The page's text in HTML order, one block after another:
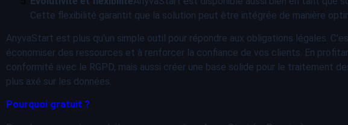
Cette flexibilité garantit que la solution peut être intégrée de manière
AnyvaStart est plus qu'un simple outil pour répondre aux obligations légales.
économiser des ressources et à renforcer la confiance de vos clients. En
conformité avec le RGPD, mais aussi créer une base solide pour le traitement
plus axé sur les données.
Pourquoi gratuit ?